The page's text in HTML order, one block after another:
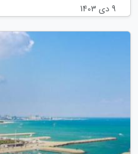
9 دی 1403